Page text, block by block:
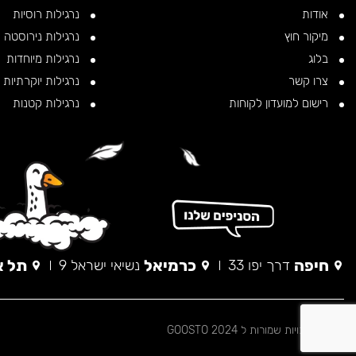
אודות
מיקור חוץ
בלוג
צרו קשר
רישום למועדון לקוחות
נרגילות רוסיות
נרגילות נירוסטה
נרגילות מיוחדות
נרגילות יוקרתיות
נרגילות קטנות
חיפה דרך יפו 33 כרמיאל נשיאי ישראל 9 תל
© כל הזכויות שמורות ל 2024 GOOSTO